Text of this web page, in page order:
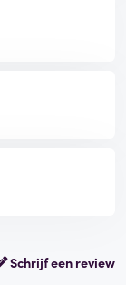
Schrijf een review